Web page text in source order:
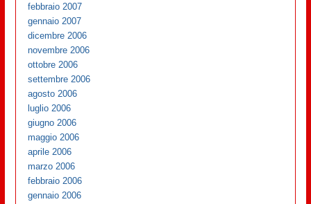
febbraio 2007
gennaio 2007
dicembre 2006
novembre 2006
ottobre 2006
settembre 2006
agosto 2006
luglio 2006
giugno 2006
maggio 2006
aprile 2006
marzo 2006
febbraio 2006
gennaio 2006